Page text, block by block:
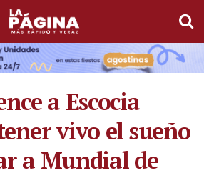
a Escocia
vivo el sueño
a Mundial de